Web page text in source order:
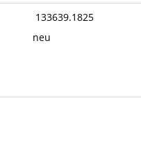
133639.1825
neu